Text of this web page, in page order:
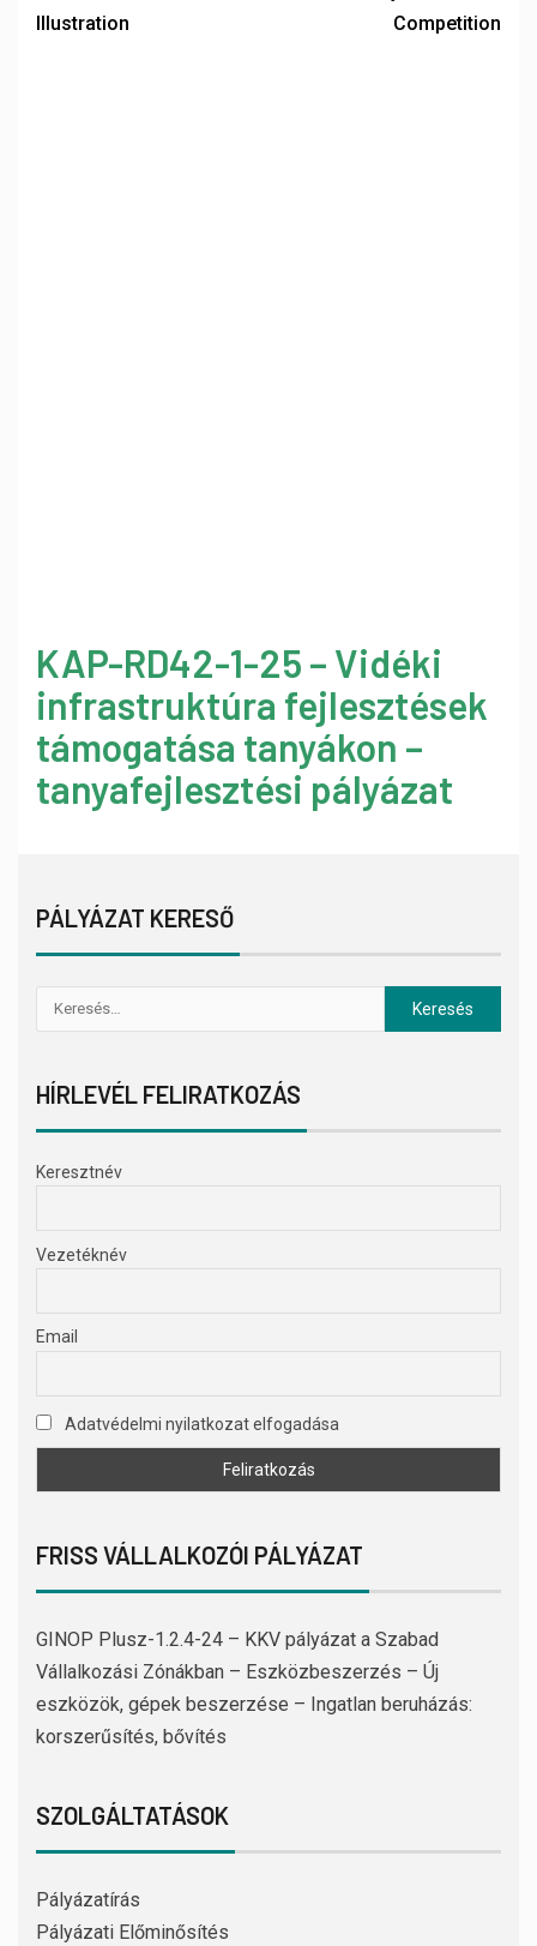
Illustration
Competition
KAP-RD42-1-25 – Vidéki
infrastruktúra fejlesztések
támogatása tanyákon –
tanyafejlesztési pályázat
PÁLYÁZAT KERESŐ
HÍRLEVÉL FELIRATKOZÁS
Keresztnév
Vezetéknév
Email
Adatvédelmi nyilatkozat elfogadása
FRISS VÁLLALKOZÓI PÁLYÁZAT
GINOP Plusz-1.2.4-24 – KKV pályázat a Szabad
Vállalkozási Zónákban – Eszközbeszerzés – Új
eszközök, gépek beszerzése – Ingatlan beruházás:
korszerűsítés, bővítés
SZOLGÁLTATÁSOK
Pályázatírás
Pályázati Előminősítés